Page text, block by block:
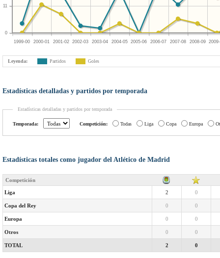
1999-00 2000-01 2001-02 2002-03 2003-04 2004-05 2005-06 2006-07 2007-08 2008-09
0
11
Leyenda: Partidos Goles
Estadísticas detalladas y partidos por temporada
Estadísticas detalladas y partidos por temporada
Temporada: Competición: Todas Liga Copa Europa
Estadísticas totales como jugador del Atlético de Madrid
Competición
Liga 2 0
Copa del Rey 0 0
Europa 0 0
Otros 0 0
TOTAL 2 0